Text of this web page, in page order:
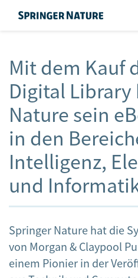
Mit dem Kauf
Digital
Nature sein
in den
Intelligenz,
und
Springer Nature hat die
von Morgan & Claypool
einem Pionier in der